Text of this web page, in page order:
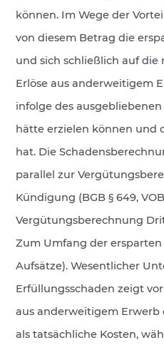
können. Im Wege der
von diesem Betrag die
und sich schließlich auf die
Erlöse aus anderweitigem
infolge des
hätte erzielen können und
hat. Die
parallel zur
Kündigung (BGB § 649,
Vergütungsberechnung
Zum Umfang der ersparten
Aufsätze). Wesentlicher
Erfüllungsschaden zeigt
aus anderweitigem Erwerb
als tatsächliche Kosten,